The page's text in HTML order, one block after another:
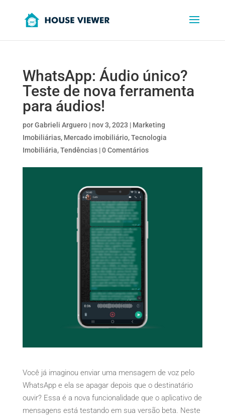
WhatsApp: Áudio único?
Teste de nova ferramenta
para áudios!
porGabrieli Arguero|nov 3, 2023 | Marketing
Imobiliárias, Mercado imobiliário,Tecnologia
Imobiliária,Tendências|0 Comentários
Você já imaginou enviar uma mensagem de voz pelo
WhatsApp e ela se apagar depois que o destinatário
ouvir? Essa é a nova funcionalidade que o aplicativo de
mensagens está testando em sua versão beta. Neste